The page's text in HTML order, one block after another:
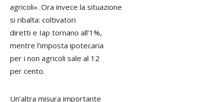
agricoli». Ora invece la situazione
si ribalta: coltivatori
diretti e Iap tornano all’1%,
mentre l’imposta ipotecaria
per i non agricoli sale al 12
per cento.
Un’altra misura importante